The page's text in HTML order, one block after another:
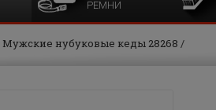
РЕМНИ
Мужские нубуковые кеды 28268